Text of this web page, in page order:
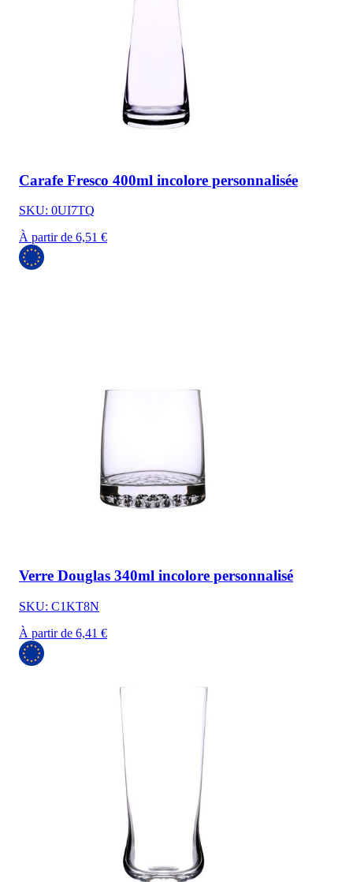
Carafe Fresco 400ml incolore personnalisée
SKU: 0UI7TQ
À partir de 6,51 €
Verre Douglas 340ml incolore personnalisé
SKU: C1KT8N
À partir de 6,41 €